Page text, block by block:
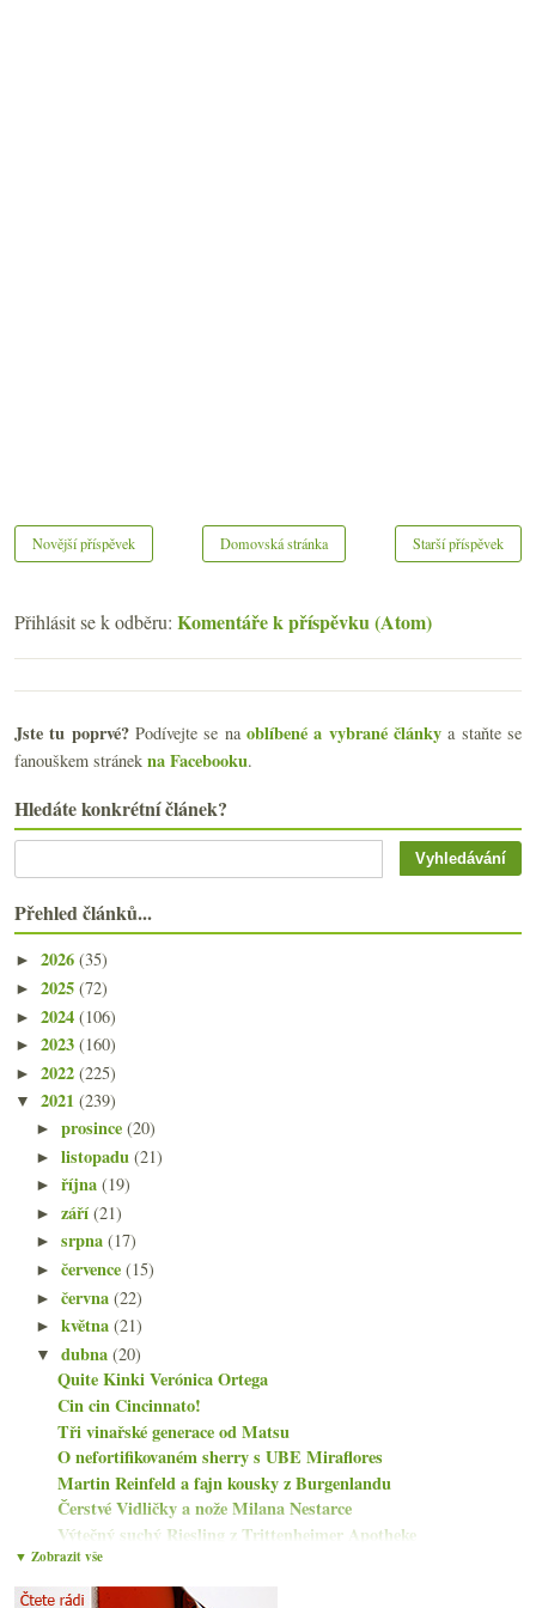
Novější příspěvek Starší příspěvek
Domovská stránka
Přihlásit se k odběru: Komentáře k příspěvku (Atom)
Jste tu poprvé?Podívejte se naoblíbené a vybrané články a staňte se
fanouškem stránek na Facebooku.
Hledáte konkrétní článek?
Přehled článků...
► 2026 (35)
► 2025 (72)
► 2024 (106)
► 2023 (160)
► 2022 (225)
▼ 2021 (239)
►prosince(20)
►listopadu(21)
►října(19)
►září(21)
►srpna(17)
►července(15)
►června(22)
►května(21)
▼dubna(20)
Quite Kinki Verónica Ortega
Cin cin Cincinnato!
Tři vinařské generace od Matsu
O nefortifikovaném sherry s UBE Miraflores
Martin Reinfeld a fajn kousky z Burgenlandu
Čerstvé Vidličky a nože Milana Nestarce
Výtečný suchý Riesling z Trittenheimer Apotheke
Výborné klasické Chianti od Nittardi
Online degustace Vinařství Vykoukal
▼ Zobrazit vše